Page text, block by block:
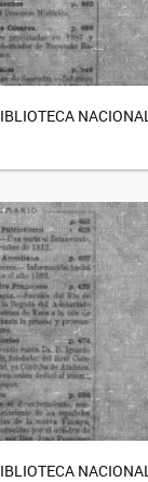
NACIONAL
NACIONAL